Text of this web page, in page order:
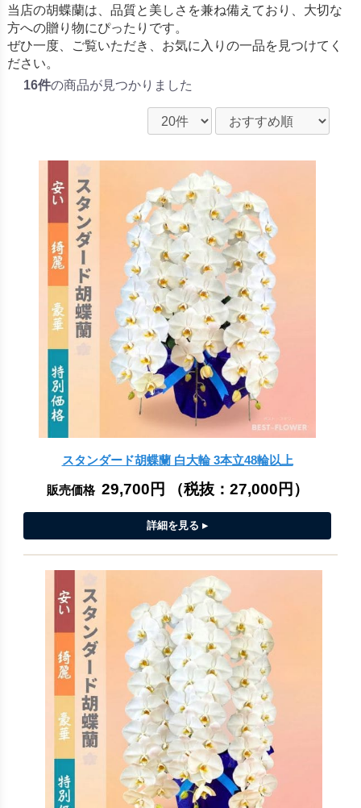
当店の胡蝶蘭は、品質と美しさを兼ね備えており、大切な
方への贈り物にぴったりです。
ぜひ一度、ご覧いただき、お気に入りの一品を見つけてく
ださい。
16件の商品が見つかりました
スタンダード胡蝶蘭 白大輪 3本立48輪以上
販売価格 29,700円 （税抜： 27,000円 ）